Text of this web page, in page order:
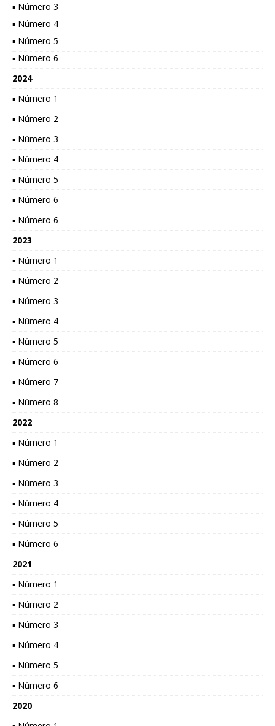
▪ Número 3
▪ Número 4
▪ Número 5
▪ Número 6
2024
▪ Número 1
▪ Número 2
▪ Número 3
▪ Número 4
▪ Número 5
▪ Número 6
▪ Número 6
2023
▪ Número 1
▪ Número 2
▪ Número 3
▪ Número 4
▪ Número 5
▪ Número 6
▪ Número 7
▪ Número 8
2022
▪ Número 1
▪ Número 2
▪ Número 3
▪ Número 4
▪ Número 5
▪ Número 6
2021
▪ Número 1
▪ Número 2
▪ Número 3
▪ Número 4
▪ Número 5
▪ Número 6
2020